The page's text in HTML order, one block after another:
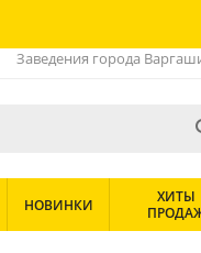
Заведения города
НОВИНКИ
ХИТЫ